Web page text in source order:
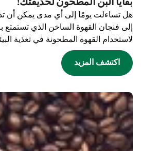
بقايا البن المطحون لحديقتك!
هل تساءلت يومًا إلى أي مدى يمكن أن
إلى فنجان القهوة الساخن الذي تستمتع
لاستخدام القهوة المطحونة في تغذية
اكتشف المزيد